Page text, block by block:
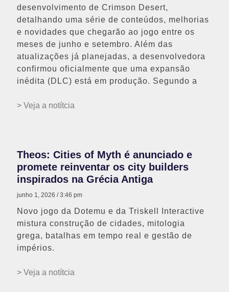
desenvolvimento de Crimson Desert,
detalhando uma série de conteúdos, melhorias
e novidades que chegarão ao jogo entre os
meses de junho e setembro. Além das
atualizações já planejadas, a desenvolvedora
confirmou oficialmente que uma expansão
inédita (DLC) está em produção. Segundo a
> Veja a notítcia
Theos: Cities of Myth é anunciado e
promete reinventar os city builders
inspirados na Grécia Antiga
junho 1, 2026 3:46 pm
Novo jogo da Dotemu e da Triskell Interactive
mistura construção de cidades, mitologia
grega, batalhas em tempo real e gestão de
impérios.
> Veja a notítcia